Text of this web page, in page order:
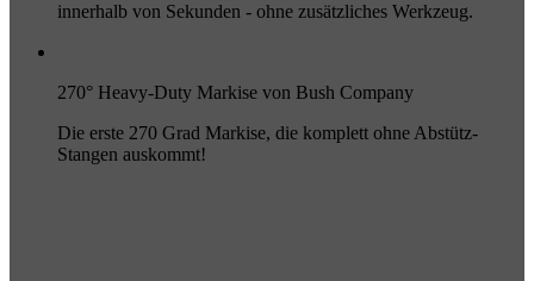
innerhalb von Sekunden - ohne zusätzliches Werkzeug.
270° Heavy-Duty Markise von Bush Company
Die erste 270 Grad Markise, die komplett ohne Abstütz-
Stangen auskommt!